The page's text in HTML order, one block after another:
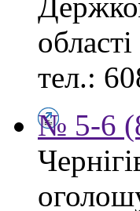
тел.:
№ 5-6